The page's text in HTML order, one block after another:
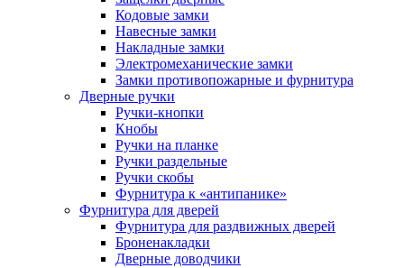
Кодовые замки
Навесные замки
Накладные замки
Электромеханические замки
Замки противопожарные и фурнитура
Дверные ручки
Ручки-кнопки
Кнобы
Ручки на планке
Ручки раздельные
Ручки скобы
Фурнитура к «антипанике»
Фурнитура для дверей
Фурнитура для раздвижных дверей
Броненакладки
Дверные доводчики